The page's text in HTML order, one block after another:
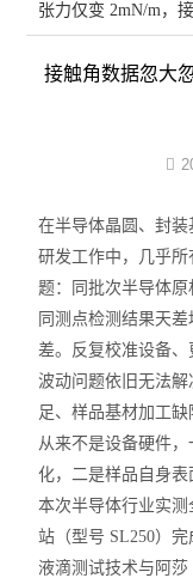
表面张力仪
界面张力仪
水滴角测量仪
光谱色谱分析
TOF相机（
张力仅变 2mN/m，
接触角数据忽大
在半导体晶圆、封
研发工作中，几乎
题：同批次半导体
同测点检测结果天
差。反复校准设备
波动问题依旧无法
足、样品基材加工
从来不是设备硬件
化，二是样品自身
本次半导体行业实测
站（型号 SL250）完
液滴测试技术与阿